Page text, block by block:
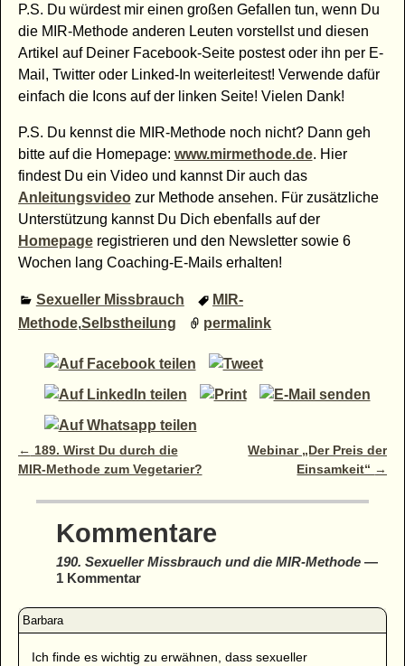
P.S. Du würdest mir einen großen Gefallen tun, wenn Du
die MIR-Methode anderen Leuten vorstellst und diesen
Artikel auf Deiner Facebook-Seite postest oder ihn per E-
Mail, Twitter oder Linked-In weiterleitest! Verwende dafür
einfach die Icons auf der linken Seite! Vielen Dank!
P.S. Du kennst die MIR-Methode noch nicht? Dann geh
bitte auf die Homepage: www.mirmethode.de. Hier
findest Du ein Video und kannst Dir auch das
Anleitungsvideozur Methode ansehen. Für zusätzliche
Unterstützung kannst Du Dich ebenfalls auf der
Homepageregistrieren und den Newsletter sowie 6
Wochen lang Coaching-E-Mails erhalten!
Sexueller Missbrauch
MIR-
Methode,Selbstheilung permalink
Artikelnavigation
← 189. Wirst Du durch die
MIR-Methode zum Vegetarier?
Webinar „Der Preis der
Einsamkeit“ →
Kommentare
190. Sexueller Missbrauch und die MIR-Methode—
1 Kommentar
Ich finde es wichtig zu erwähnen, dass sexueller